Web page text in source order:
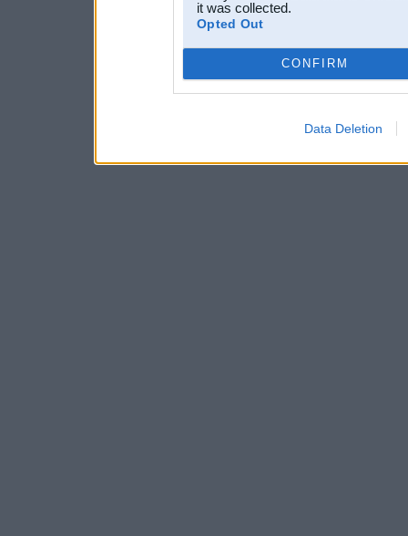
it was collected.
Opted Out
CONFIRM
Data Deletion